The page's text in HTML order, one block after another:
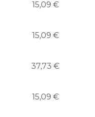
15,09 €
15,09 €
37,73 €
15,09 €